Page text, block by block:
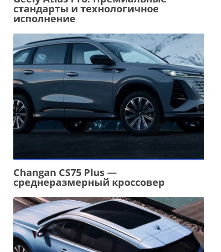
стандарты и технологичное
исполнение
Changan CS75 Plus —
среднеразмерный кроссовер